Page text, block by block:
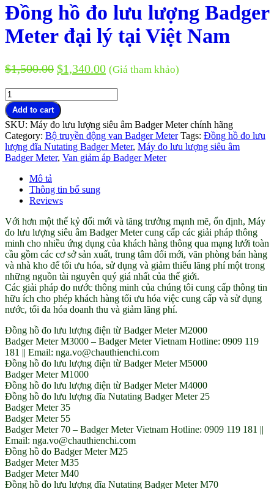
Đồng hồ đo lưu lượng Badger
Meter đại lý tại Việt Nam
$1,500.00 $1,340.00 (Giá tham khảo)
Đồng
hồ
đo
lưu
lượng
Badger
Meter
Việt
quantity
Add to cart
SKU: Máy đo lưu lượng siêu âm Badger Meter chính hãng
Category: Bộ truyền động van Badger Meter Tags: Đồng hồ đo lưu
lượng đĩa Nutating Badger Meter, Máy đo lưu lượng siêu âm
Badger Meter, Van giảm áp Badger Meter
Mô tả
Thông tin bổ sung
Reviews
Với hơn một thế kỷ đổi mới và tăng trưởng mạnh mẽ, ổn định, Máy
đo lưu lượng siêu âm Badger Meter cung cấp các giải pháp thông
minh cho nhiều ứng dụng của khách hàng thông qua mạng lưới toàn
cầu gồm các cơ sở sản xuất, trung tâm đổi mới, văn phòng bán hàng
và nhà kho để tối ưu hóa, sử dụng và giảm thiểu lãng phí một trong
những nguồn tài nguyên quý giá nhất của thế giới.
Các giải pháp đo nước thông minh của chúng tôi cung cấp thông tin
hữu ích cho phép khách hàng tối ưu hóa việc cung cấp và sử dụng
nước, tối đa hóa doanh thu và giảm lãng phí.
Đồng hồ đo lưu lượng điện từ Badger Meter M2000
Badger Meter M3000 – Badger Meter Vietnam Hotline: 0909 119
181 || Email: nga.vo@chauthienchi.com
Đồng hồ đo lưu lượng điện từ Badger Meter M5000
Badger Meter M1000
Đồng hồ đo lưu lượng điện từ Badger Meter M4000
Đồng hồ đo lưu lượng đĩa Nutating Badger Meter 25
Badger Meter 35
Badger Meter 55
Badger Meter 70 – Badger Meter Vietnam Hotline: 0909 119 181 ||
Email: nga.vo@chauthienchi.com
Đồng hồ đo Badger Meter M25
Badger Meter M35
Badger Meter M40
Đồng hồ đo lưu lượng đĩa Nutating Badger Meter M70